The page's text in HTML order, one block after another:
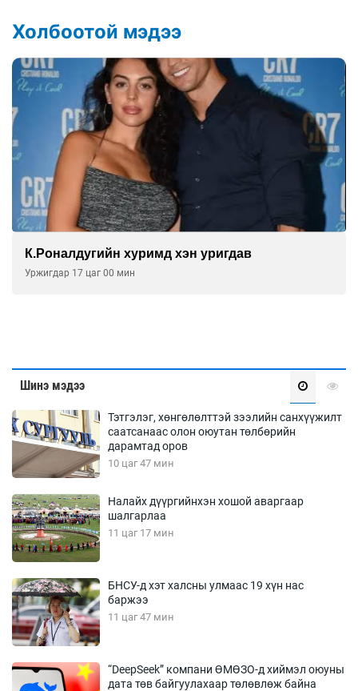
Холбоотой мэдээ
К.Роналдугийн хуримд хэн уригдав
Уржигдар 17 цаг 00 мин
Шинэ мэдээ
Тэтгэлэг, хөнгөлөлттэй зээлийн санхүүжилт
саатсанаас олон оюутан төлбөрийн
дарамтад оров
10 цаг 47 мин
Налайх дүүргийнхэн хошой аваргаар
шалгарлаа
11 цаг 17 мин
БНСУ-д хэт халсны улмаас 19 хүн нас
баржээ
11 цаг 47 мин
“DeepSeek” компани ӨМӨЗО-д хиймэл оюуны
дата төв байгуулахаар төлөвлөж байна